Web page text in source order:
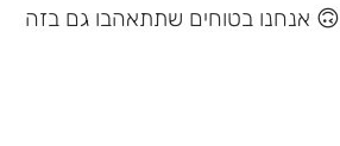
אנחנו בטוחים שתתאהבו גם בזה 🙃